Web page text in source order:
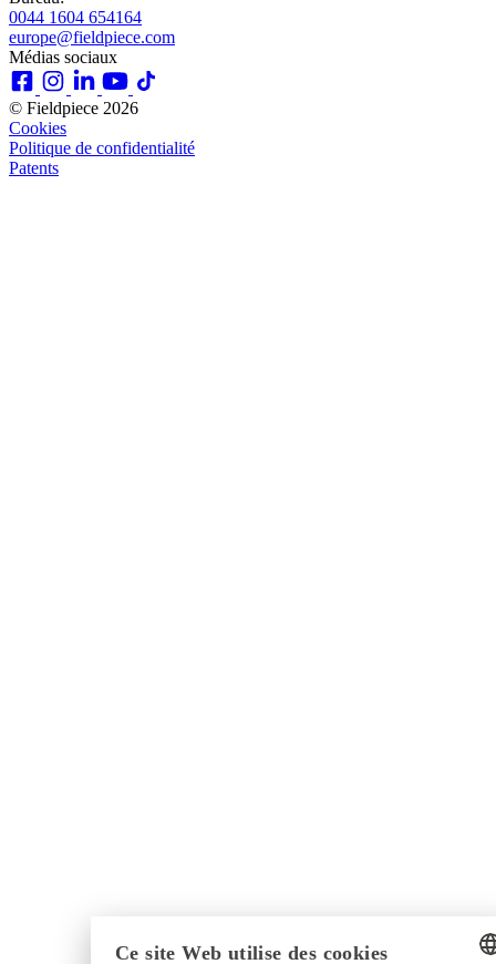
0044 1604 654164
europe@fieldpiece.com
Médias sociaux
© Fieldpiece 2026
Cookies
Politique de confidentialité
Patents
Ce site Web utilise des cookies